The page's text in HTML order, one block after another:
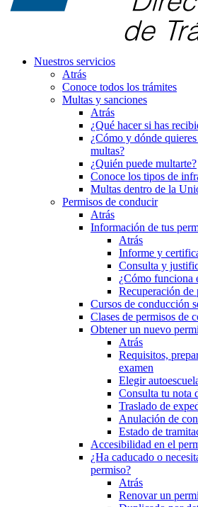
Nuestros servicios
Atrás
Conoce todos los trámites
Multas y sanciones
Atrás
¿Qué hacer si has
¿Cómo y dónde
multas?
¿Quién puede multarte?
Conoce los tipos de
Multas dentro de la
Permisos de conducir
Atrás
Información de tus
Atrás
Informe y
Consulta y
¿Cómo funciona
Recuperación de
Cursos de conducción
Clases de permisos de
Obtener un nuevo
Atrás
Requisitos,
examen
Elegir
Consulta tu nota
Traslado de
Anulación de
Estado de
Accesibilidad en el
¿Ha caducado o
permiso?
Atrás
Renovar un